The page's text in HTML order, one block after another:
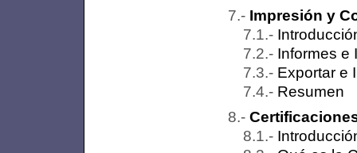
Impresión y
Informes e
Exportar e
Resumen